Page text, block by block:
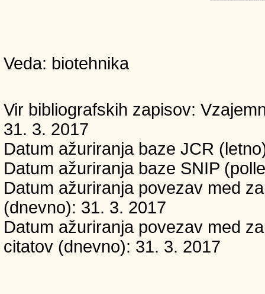
Veda: biotehnika
Vir bibliografskih zapisov:
31. 3. 2017
Datum ažuriranja baze JCR
Datum ažuriranja baze SNIP
Datum ažuriranja povezav med
(dnevno): 31. 3. 2017
Datum ažuriranja povezav med
citatov (dnevno): 31. 3. 2017